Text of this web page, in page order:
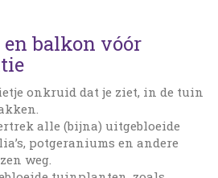
balkon vóór
onkruid dat je ziet, in de tuin
alle (bijna) uitgebloeide
potgeraniums en andere
weg.